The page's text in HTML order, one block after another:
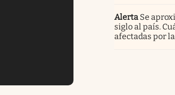
Alerta Se
siglo al país.
afectadas por